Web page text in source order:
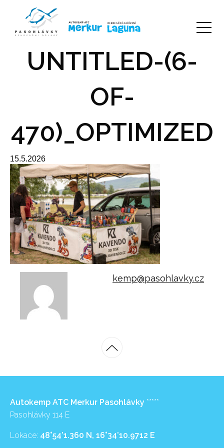
UNTITLED-(6-
OF-
470)_OPTIMIZED
15.5.2026
kemp@pasohlavky.cz
Autokemp ATC Merkur Pasohlávky *****
Pasohlávky 114 E
Lokace: 48°54’1.360 N, 16°34’10.9712 E